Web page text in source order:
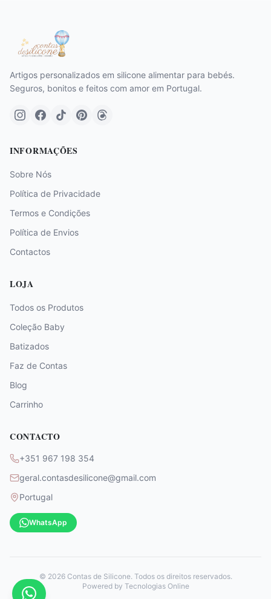
Artigos personalizados em silicone alimentar para bebés.
Seguros, bonitos e feitos com amor em Portugal.
INFORMAÇÕES
Sobre Nós
Política de Privacidade
Termos e Condições
Política de Envios
Contactos
LOJA
Todos os Produtos
Coleção Baby
Batizados
Faz de Contas
Blog
Carrinho
CONTACTO
+351 967 198 354
geral.contasdesilicone@gmail.com
Portugal
WhatsApp
© 2026Contas de Silicone. Todos os direitos reservados.
Powered by Tecnologias Online